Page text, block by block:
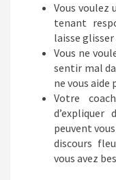
Vous voulez
tenant
laisse
Vous ne
sentir mal
ne vous aide
Votre
peuvent
discours
vous avez